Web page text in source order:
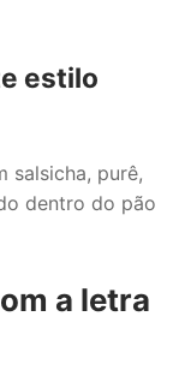
estilo
salsicha, purê,
dentro do pão
a letra